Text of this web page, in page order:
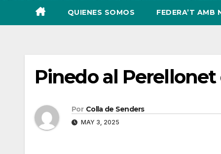
QUIENES SOMOS FEDERA’T AMB
Pinedo al
Por Colla de Senders
MAY 3, 2025